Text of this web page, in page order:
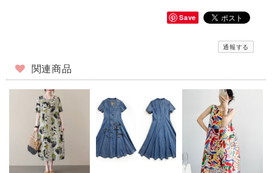
Save
通報する
関連商品